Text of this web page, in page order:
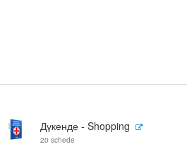
Дүкенде - Shopping
20 schede